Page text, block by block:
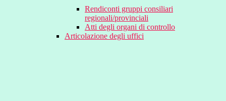
Rendiconti gruppi consiliari
regionali/provinciali
Atti degli organi di controllo
Articolazione degli uffici